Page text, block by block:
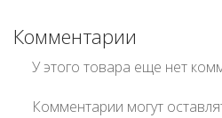
Комментарии
У этого товара еще нет
Комментарии могут